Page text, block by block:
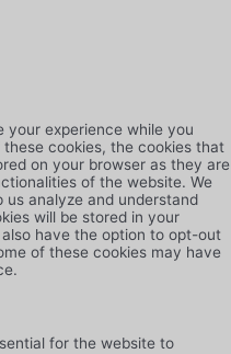
your experience while you
cookies, the cookies that
on your browser as they are
of the website. We
analyze and understand
will be stored in your
have the option to opt-out
of these cookies may have
for the website to